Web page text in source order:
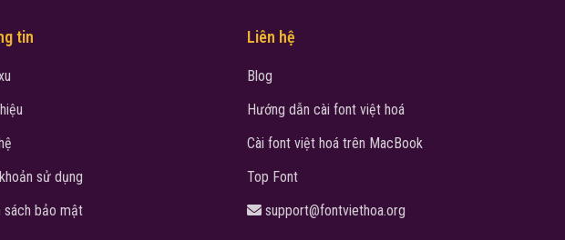
tin
sử dụng
sách bảo mật
Liên hệ
Blog
Hướng dẫn cài font việt hoá
Cài font việt hoá trên MacBook
Top Font
support@fontviethoa.org